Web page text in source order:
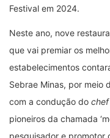
Festival em 2024.
Neste ano, nove
que vai premiar os
estabelecimentos
Sebrae Minas, por meio
com a condução do chef
pioneiros da chamada
pesquisador e promotor